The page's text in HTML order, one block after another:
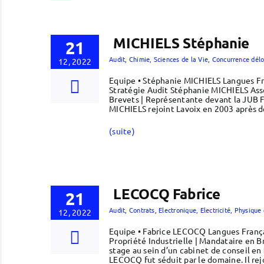
21
12, 2022
MICHIELS Stéphanie
Audit Chimie, Sciences de la Vie Concurrence
Equipe • Stéphanie MICHIELS
Stratégie Audit Stéphanie MICHIELS
Brevets | Représentante devant la JUB
MICHIELS rejoint Lavoix en 2003
(suite)
21
12, 2022
LECOCQ Fabrice
Audit Contrats Electronique, Electricité, Physique
Equipe • Fabrice LECOCQ Langues
Propriété Industrielle | Mandataire en
stage au sein d’un cabinet de conseil
LECOCQ fut séduit par le domaine. Il